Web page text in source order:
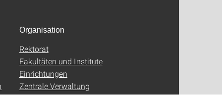
Organisation
Rektorat
Fakultäten und Institute
Einrichtungen
Zentrale Verwaltung